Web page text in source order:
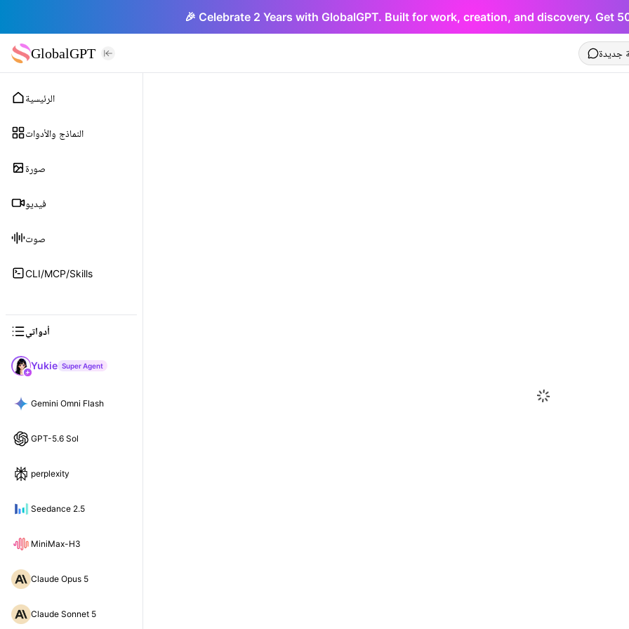
🎉 Celebrate 2 Years with GlobalGPT. Built for work, creation, and discovery. Get
GlobalGPT
الرئيسية
النماذج والأدوات
صورة
فيديو
صوت
CLI/MCP/Skills
أدواتي
Yukie Super Agent
Gemini Omni Flash
GPT-5.6 Sol
perplexity
Seedance 2.5
MiniMax-H3
Claude Opus 5
Claude Sonnet 5
جديدة